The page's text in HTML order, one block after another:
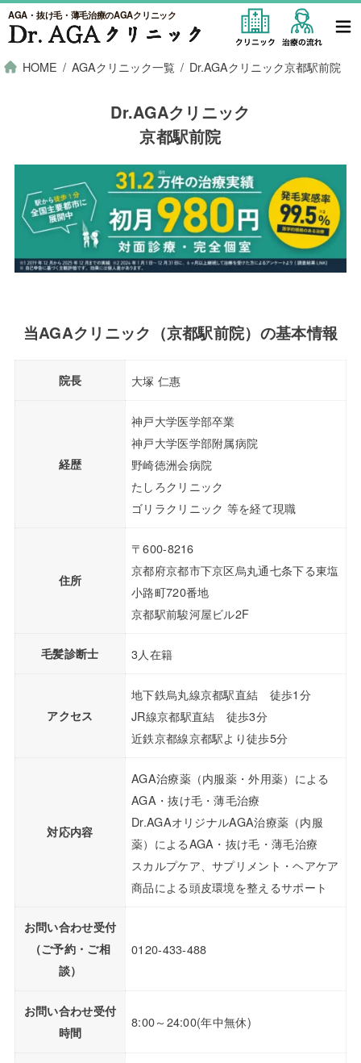
AGA・抜け毛・薄毛治療のAGAクリニック
HOME AGAクリニック一覧 Dr.AGAクリニック京都駅前院
Dr.AGAクリニック
京都駅前院
当AGAクリニック（京都駅前院）の基本情報
院長 大塚 仁惠
経歴
神戸大学医学部卒業
神戸大学医学部附属病院
野崎徳洲会病院
たしろクリニック
ゴリラクリニック 等を経て現職
住所
〒600-8216
京都府京都市下京区烏丸通七条下る東塩
小路町720番地
京都駅前駿河屋ビル2F
毛髪診断士 3人在籍
アクセス
地下鉄烏丸線京都駅直結 徒歩1分
JR線京都駅直結 徒歩3分
近鉄京都線京都駅より徒歩5分
対応内容
AGA治療薬（内服薬・外用薬）による
AGA・抜け毛・薄毛治療
Dr.AGAオリジナルAGA治療薬（内服
薬）によるAGA・抜け毛・薄毛治療
スカルプケア、サプリメント・ヘアケア
商品による頭皮環境を整えるサポート
お問い合わせ受付
（ご予約・ご相
談）
0120-433-488
お問い合わせ受付
時間
8:00～24:00(年中無休)